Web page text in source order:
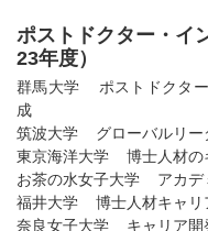
ポストドクター・イ
23年度）
群馬大学 ポストドクター
成
筑波大学 グローバルリー
東京海洋大学 博士人材の
お茶の水女子大学 アカデ
福井大学 博士人材キャリ
奈良女子大学 キャリア開